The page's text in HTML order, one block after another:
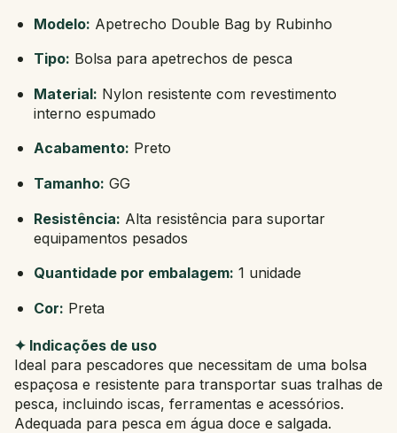
Modelo: Apetrecho Double Bag by Rubinho
Tipo: Bolsa para apetrechos de pesca
Material: Nylon resistente com revestimento
interno espumado
Acabamento: Preto
Tamanho: GG
Resistência: Alta resistência para suportar
equipamentos pesados
Quantidade por embalagem: 1 unidade
Cor: Preta
✦ Indicações de uso
Ideal para pescadores que necessitam de uma bolsa
espaçosa e resistente para transportar suas tralhas de
pesca, incluindo iscas, ferramentas e acessórios.
Adequada para pesca em água doce e salgada.